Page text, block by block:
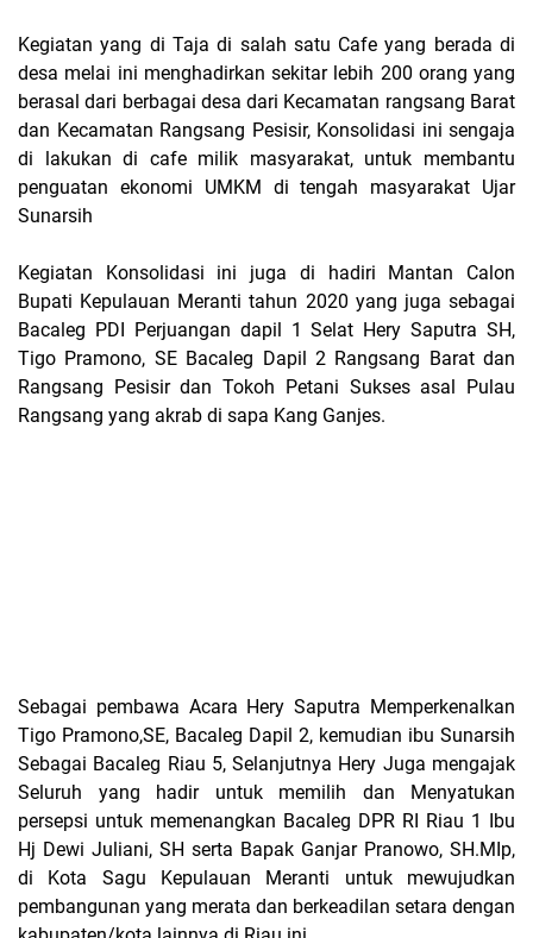
Kegiatan yang di Taja di salah satu Cafe yang berada di
desa melai ini menghadirkan sekitar lebih 200 orang yang
berasal dari berbagai desa dari Kecamatan rangsang Barat
dan Kecamatan Rangsang Pesisir, Konsolidasi ini sengaja
di lakukan di cafe milik masyarakat, untuk membantu
penguatan ekonomi UMKM di tengah masyarakat Ujar
Sunarsih
Kegiatan Konsolidasi ini juga di hadiri Mantan Calon
Bupati Kepulauan Meranti tahun 2020 yang juga sebagai
Bacaleg PDI Perjuangan dapil 1 Selat Hery Saputra SH,
Tigo Pramono, SE Bacaleg Dapil 2 Rangsang Barat dan
Rangsang Pesisir dan Tokoh Petani Sukses asal Pulau
Rangsang yang akrab di sapa Kang Ganjes.
Sebagai pembawa Acara Hery Saputra Memperkenalkan
Tigo Pramono,SE, Bacaleg Dapil 2, kemudian ibu Sunarsih
Sebagai Bacaleg Riau 5, Selanjutnya Hery Juga mengajak
Seluruh yang hadir untuk memilih dan Menyatukan
persepsi untuk memenangkan Bacaleg DPR RI Riau 1 Ibu
Hj Dewi Juliani, SH serta Bapak Ganjar Pranowo, SH.MIp,
di Kota Sagu Kepulauan Meranti untuk mewujudkan
pembangunan yang merata dan berkeadilan setara dengan